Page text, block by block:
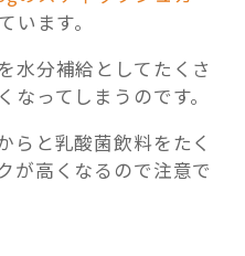
います。
水分補給としてたくさ
ってしまうのです。
らと乳酸菌飲料をたく
が高くなるので注意で